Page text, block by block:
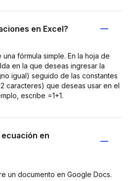
en Excel?
fórmula simple. En la hoja de
en la que deseas ingresar la
igual) seguido de las constantes
caracteres) que deseas usar en el
escribe =1+1.
en
un documento en Google Docs.